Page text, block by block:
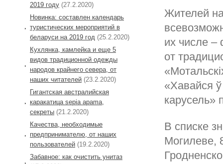
Жителей
их числе –
от
«Хавайся
карусель»
В списке
Могилеве,
2019 году (27.2.2020)
Новинка: составлен календарь
туристических мероприятий в
беларуси на 2019 год (25.2.2020)
Кухлянка, камлейка и еще 5
видов традиционной одежды
народов крайнего севера, от
наших читателей (23.2.2020)
Гигантская австралийская
каракатица sepia apama,
секреты (21.2.2020)
Качества, необходимые
предпринимателю, от наших
пользователей (19.2.2020)
Забавное: как очистить унитаз